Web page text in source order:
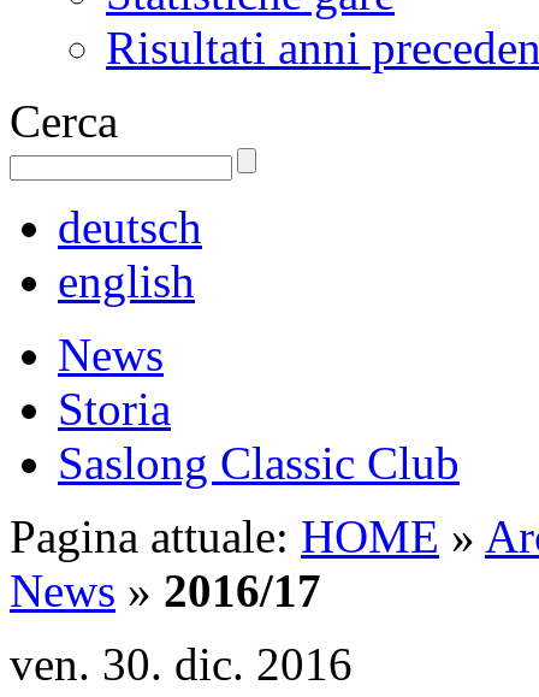
Risultati anni
Cerca
deutsch
english
News
Storia
Saslong Classic Club
Pagina attuale: HOME »
News » 2016/17
ven. 30. dic. 2016